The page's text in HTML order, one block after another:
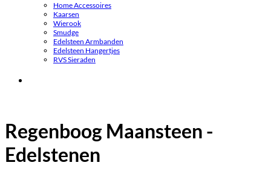
Home Accessoires
Kaarsen
Wierook
Smudge
Edelsteen Armbanden
Edelsteen Hangertjes
RVS Sieraden
Regenboog Maansteen -
Edelstenen